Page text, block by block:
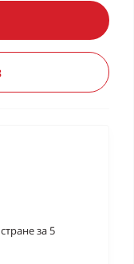
за 5